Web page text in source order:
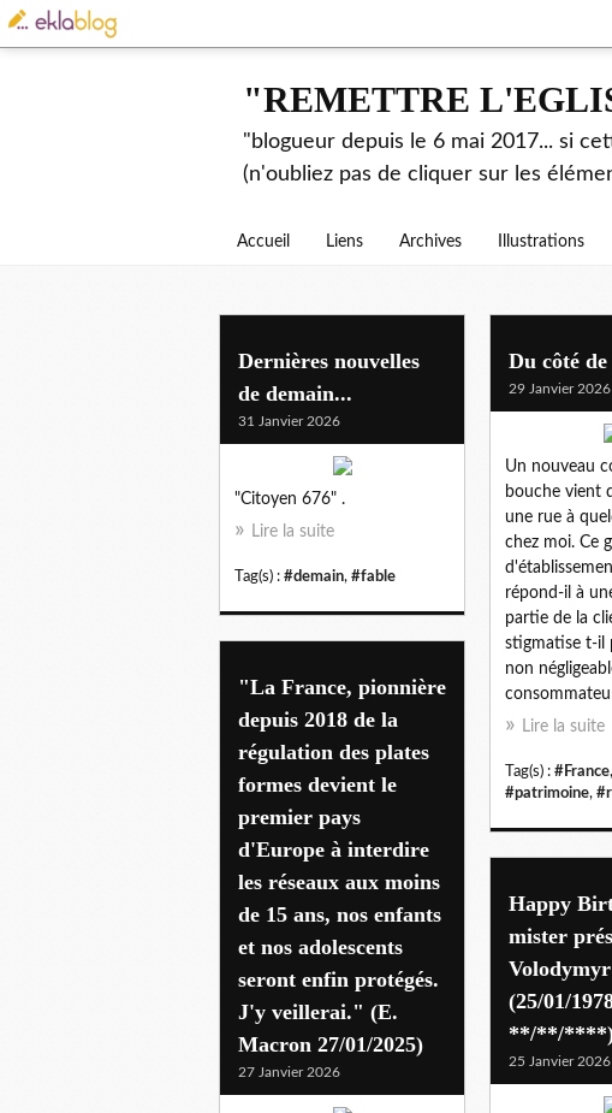
"REMETTRE
"blogueur depuis le 6 mai 2017... si
(n'oubliez pas de cliquer sur les
Accueil Liens Archives Illustrations
Dernières nouvelles
de demain...
31 Janvier 2026
"Citoyen 676" .
Lire la suite
Tag(s) : #demain, #fable
Du côté
29 Janvier 2026
Un nouveau
bouche vient
une rue à
chez moi. Ce
répond-il à
partie de la
stigmatise t-il
non
Lire la suite
Tag(s) : #France,
#patrimoine,
"La France, pionnière
depuis 2018 de la
régulation des plates
formes devient le
premier pays
d'Europe à interdire
les réseaux aux moins
de 15 ans, nos enfants
et nos adolescents
seront enfin protégés.
J'y veillerai." (E.
Macron 27/01/2025)
27 Janvier 2026
Happy
mister
(25/01/
**/**/
25 Janvier 2026